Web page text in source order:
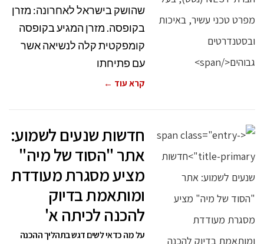
שהושק בישראל לאחרונה: מזרן
בקופסה. מזרן המגיע בקופסה
קומפקטית קלה לנשיאה אשר
עם פתיחתו
קרא עוד ←
חדשות שנעים לשמוע:
אתר "הסוד של מיה"
מציע מסגרת מעודדת
ומותאמת בדיוק
להכנה לכיתה א'
על מה כדאי לשים דגש בתהליך ההכנה